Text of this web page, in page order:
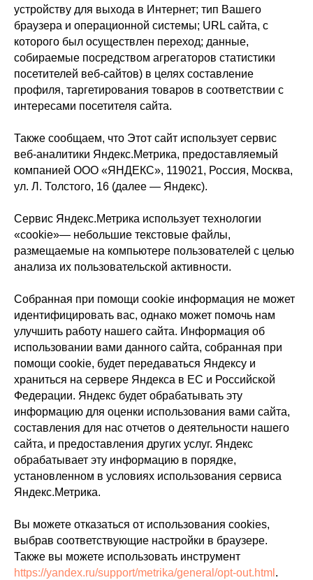
устройству для выхода в Интернет; тип Вашего
браузера и операционной системы; URL сайта, с
которого был осуществлен переход; данные,
собираемые посредством агрегаторов статистики
посетителей веб-сайтов) в целях составление
профиля, таргетирования товаров в соответствии с
интересами посетителя сайта.
Также сообщаем, что Этот сайт использует сервис
веб-аналитики Яндекс.Метрика, предоставляемый
компанией ООО «ЯНДЕКС», 119021, Россия, Москва,
ул. Л. Толстого, 16 (далее — Яндекс).
Сервис Яндекс.Метрика использует технологии
«cookie»— небольшие текстовые файлы,
размещаемые на компьютере пользователей с целью
анализа их пользовательской активности.
Собранная при помощи cookie информация не может
идентифицировать вас, однако может помочь нам
улучшить работу нашего сайта. Информация об
использовании вами данного сайта, собранная при
помощи cookie, будет передаваться Яндексу и
храниться на сервере Яндекса в ЕС и Российской
Федерации. Яндекс будет обрабатывать эту
информацию для оценки использования вами сайта,
составления для нас отчетов о деятельности нашего
сайта, и предоставления других услуг. Яндекс
обрабатывает эту информацию в порядке,
установленном в условиях использования сервиса
Яндекс.Метрика.
Вы можете отказаться от использования cookies,
выбрав соответствующие настройки в браузере.
Также вы можете использовать инструмент
https://yandex.ru/support/metrika/general/opt-out.html .